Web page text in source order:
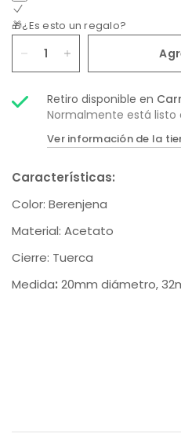
🎁¿Es esto un regalo?
Retiro disponible en
Normalmente está listo
Ver información de la
Características:
Color: Berenjena
Material: Acetato
Cierre: Tuerca
Medida:20mm diámetro,